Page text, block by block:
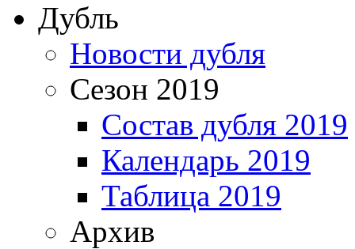
Дубль
Новости дубля
Сезон 2019
Состав дубля 2019
Календарь 2019
Таблица 2019
Архив